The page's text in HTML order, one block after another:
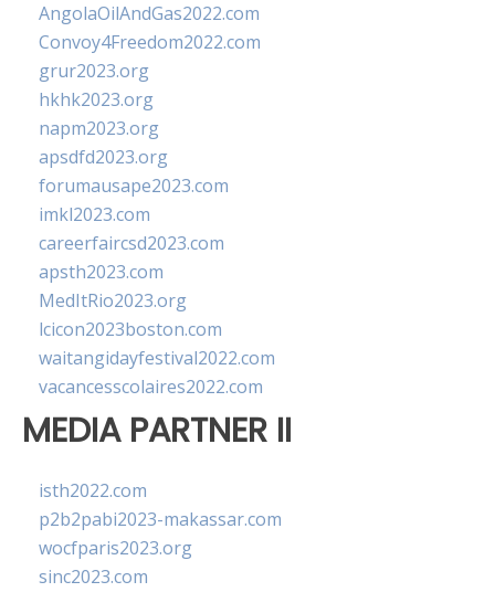
AngolaOilAndGas2022.com
Convoy4Freedom2022.com
grur2023.org
hkhk2023.org
napm2023.org
apsdfd2023.org
forumausape2023.com
imkl2023.com
careerfaircsd2023.com
apsth2023.com
MedItRio2023.org
lcicon2023boston.com
waitangidayfestival2022.com
vacancesscolaires2022.com
MEDIA PARTNER II
isth2022.com
p2b2pabi2023-makassar.com
wocfparis2023.org
sinc2023.com